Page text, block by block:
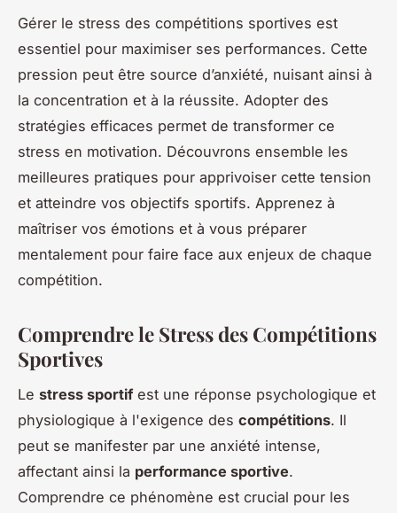
Gérer le stress des compétitions sportives est
essentiel pour maximiser ses performances. Cette
pression peut être source d’anxiété, nuisant ainsi à
la concentration et à la réussite. Adopter des
stratégies efficaces permet de transformer ce
stress en motivation. Découvrons ensemble les
meilleures pratiques pour apprivoiser cette tension
et atteindre vos objectifs sportifs. Apprenez à
maîtriser vos émotions et à vous préparer
mentalement pour faire face aux enjeux de chaque
compétition.
Comprendre le Stress des Compétitions
Sportives
Le stress sportifest une réponse psychologique et
physiologique à l'exigence des compétitions. Il
peut se manifester par une anxiété intense,
affectant ainsi la performance sportive.
Comprendre ce phénomène est crucial pour les